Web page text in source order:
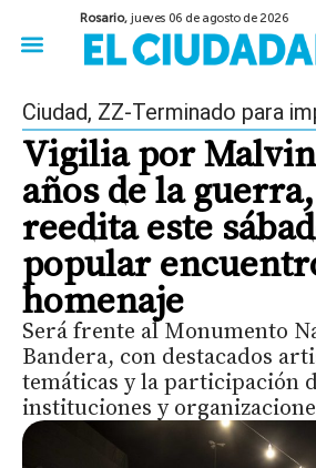
Rosario,jueves 06 de agosto de 2026
Ciudad, ZZ-Terminado para
Vigilia por
años de la
reedita este
popular
homenaje
Será frente al Monumento
Bandera, con destacados
temáticas y la participación
instituciones y